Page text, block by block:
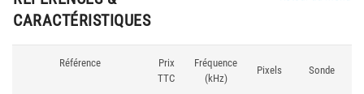
CARACTÉRISTIQUES
Référence
Prix
TTC
Fréquence
(kHz)
Pixels Sonde